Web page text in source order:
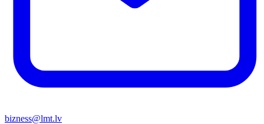
bizness@lmt.lv